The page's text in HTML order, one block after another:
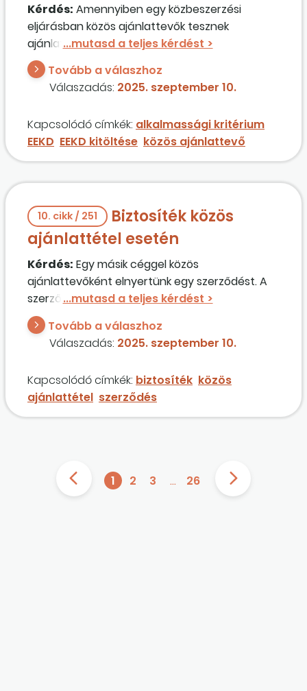
Kérdés: Amennyiben egy közbeszerzési
eljárásban közös ajánlattevők tesznek
ajánlatot, azonban azok közül mindegyik csak
egy-egy alkalmassági követelménynek felel
meg, mivel a közös megfelelés megengedett,
abban az esetben az EEKD alfa-szakaszt
meg valamennyi alkalmassági követelménynek,
igent nem jelölhetnek.
Tovább a válaszhoz
Válaszadás: 2025. szeptember 10.
Kapcsolódó címkék: alkalmassági kritérium
EEKD EEKD kitöltése közös ajánlattevő
10. cikk / 251
Biztosíték közös
ajánlattétel esetén
Kérdés: Egy másik céggel közös
ajánlattevőként elnyertünk egy szerződést. A
szerződés szerint teljesítési biztosítékot kell
adnunk az ajánlatkérő részére. A teljesítési
biztosítékot mindkettőnknek külön-külön kell
megfizetni?
Tovább a válaszhoz
Válaszadás: 2025. szeptember 10.
Kapcsolódó címkék: biztosíték közös
ajánlattétel szerződés
1 2 3 … 26